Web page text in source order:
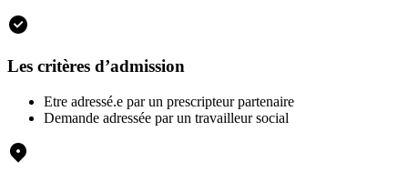
Les critères d’admission
Etre adressé.e par un prescripteur partenaire
Demande adressée par un travailleur social